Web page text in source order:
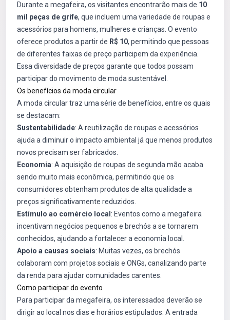
Durante a megafeira, os visitantes encontrarão mais de 10
mil peças de grife, que incluem uma variedade de roupas e
acessórios para homens, mulheres e crianças. O evento
oferece produtos a partir de R$ 10, permitindo que pessoas
de diferentes faixas de preço participem da experiência.
Essa diversidade de preços garante que todos possam
participar do movimento de moda sustentável.
Os benefícios da moda circular
A moda circular traz uma série de benefícios, entre os quais
se destacam:
Sustentabilidade: A reutilização de roupas e acessórios
ajuda a diminuir o impacto ambiental já que menos produtos
novos precisam ser fabricados.
Economia: A aquisição de roupas de segunda mão acaba
sendo muito mais econômica, permitindo que os
consumidores obtenham produtos de alta qualidade a
preços significativamente reduzidos.
Estímulo ao comércio local : Eventos como a megafeira
incentivam negócios pequenos e brechós a se tornarem
conhecidos, ajudando a fortalecer a economia local.
Apoio a causas sociais: Muitas vezes, os brechós
colaboram com projetos sociais e ONGs, canalizando parte
da renda para ajudar comunidades carentes.
Como participar do evento
Para participar da megafeira, os interessados deverão se
dirigir ao local nos dias e horários estipulados. A entrada